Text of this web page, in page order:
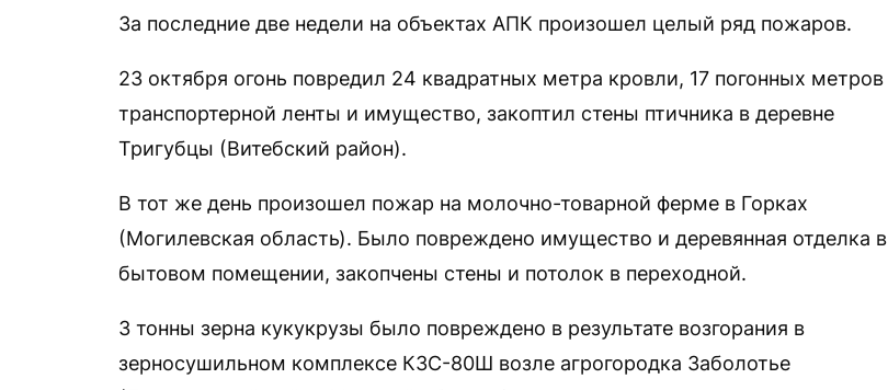
За последние две недели на объектах АПК произошел целый ряд пожаров.
23 октября огонь повредил 24 квадратных метра кровли, 17 погонных метров
транспортерной ленты и имущество, закоптил стены птичника в деревне
Тригубцы (Витебский район).
В тот же день произошел пожар на молочно-товарной ферме в Горках
(Могилевская область). Было повреждено имущество и деревянная отделка в
бытовом помещении, закопчены стены и потолок в переходной.
3 тонны зерна кукукрузы было повреждено в результате возгорания в
зерносушильном комплексе КЗС-80Ш возле агрогородка Заболотье